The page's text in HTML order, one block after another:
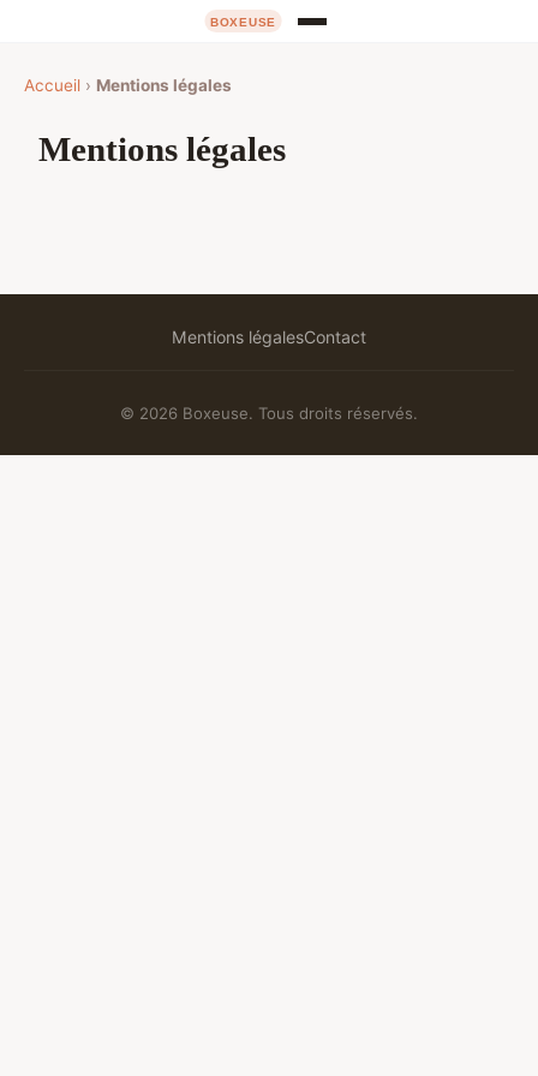
Accueil › Mentions légales
Mentions légales
Mentions légalesContact
© 2026 Boxeuse. Tous droits réservés.